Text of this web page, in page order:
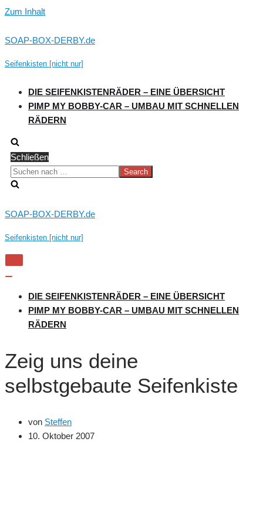
Zum Inhalt
SOAP-BOX-DERBY.de
Seifenkisten [nicht nur]
DIE SEIFENKISTENRÄDER – EINE ÜBERSICHT
PIMP MY BOBBY-CAR – UMBAU MIT SCHNELLEN
RÄDERN
Schließen
Suchen
nach …
SOAP-BOX-DERBY.de
Seifenkisten [nicht nur]
Navigation
DIE SEIFENKISTENRÄDER – EINE ÜBERSICHT
PIMP MY BOBBY-CAR – UMBAU MIT SCHNELLEN
RÄDERN
Zeig uns deine
selbstgebaute Seifenkiste
von Steffen
10. Oktober 2007